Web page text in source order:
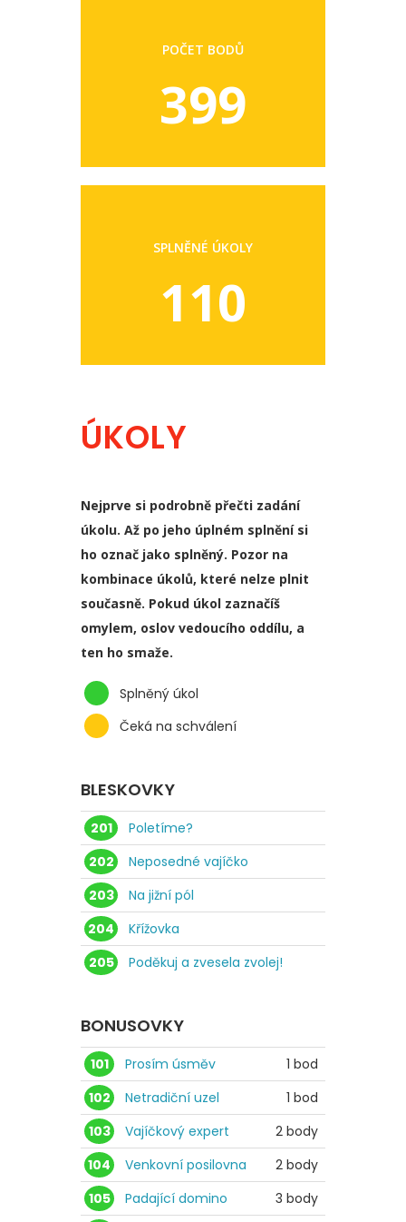
POČET BODŮ
399
SPLNĚNÉ ÚKOLY
110
ÚKOLY
Nejprve si podrobně přečti zadání
úkolu. Až po jeho úplném splnění si
ho označ jako splněný. Pozor na
kombinace úkolů, které nelze plnit
současně. Pokud úkol zaznačíš
omylem, oslov vedoucího oddílu, a
ten ho smaže.
Splněný úkol
Čeká na schválení
BLESKOVKY
201
Poletíme?
202
Neposedné vajíčko
203
Na jižní pól
204
Křížovka
205
Poděkuj a zvesela zvolej!
BONUSOVKY
101 Prosím úsměv
1 bod
102
Netradiční uzel
1 bod
103
Vajíčkový expert
2 body
104
Venkovní posilovna
2 body
105
Padající domino
3 body